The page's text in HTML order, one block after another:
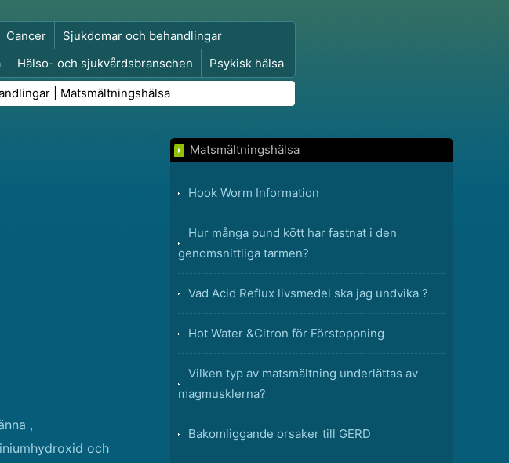
Cancer
Sjukdomar och behandlingar
Hälso- och sjukvårdsbranschen
Psykisk hälsa
Hälsa Matsmältningshälsa
,
och
Matsmältningshälsa
Hook Worm Information
Hur många pund kött har fastnat i den
genomsnittliga tarmen?
Vad Acid Reflux livsmedel ska jag undvika ?
Hot Water &Citron för Förstoppning
Vilken typ av matsmältning underlättas av
magmusklerna?
Bakomliggande orsaker till GERD